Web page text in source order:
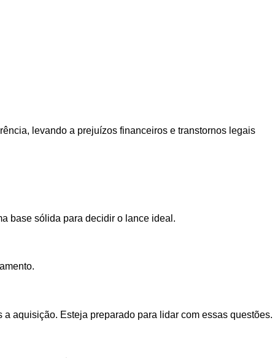
levando a prejuízos financeiros e transtornos legais
base sólida para decidir o lance ideal.
aquisição. Esteja preparado para lidar com essas questões.